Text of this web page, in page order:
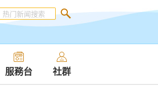
服務台 社群